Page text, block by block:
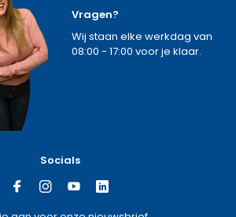
Vragen?
Wij staan elke werkdag van
08:00 - 17:00 voor je klaar.
Socials